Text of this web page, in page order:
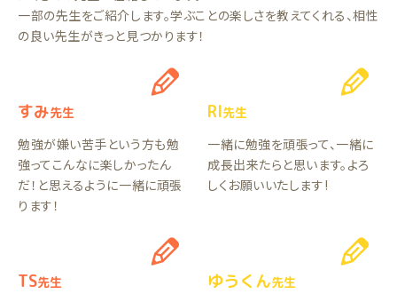
一部の先生をご紹介します。学ぶことの楽しさを教えてくれる、相性
の良い先生がきっと見つかります！
すみ先生
勉強が嫌い苦手という方も勉
強ってこんなに楽しかったん
だ！と思えるように一緒に頑張
ります！
RI先生
一緒に勉強を頑張って、一緒に
成長出来たらと思います。よろ
しくお願いいたします!
TS先生 ゆうくん先生